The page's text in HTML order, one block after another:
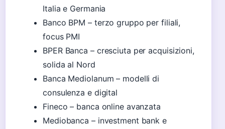
Italia e Germania
Banco BPM – terzo gruppo per filiali,
focus PMI
BPER Banca – cresciuta per acquisizioni,
solida al Nord
Banca Mediolanum – modelli di
consulenza e digital
Fineco – banca online avanzata
Mediobanca – investment bank e